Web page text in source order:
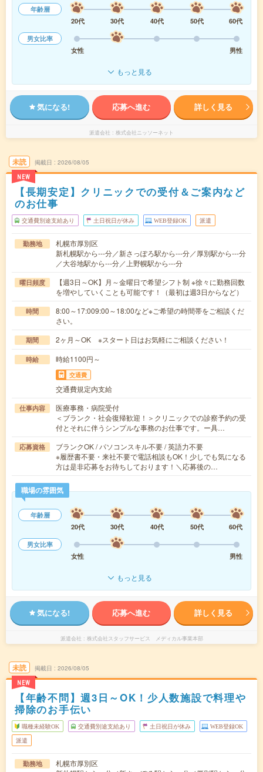
年齢層
20代
30代 40代 50代
60代
男女比率
女性
男性
もっと見る
気になる! 応募へ進む 詳しく見る
派遣会社 株式会社ニッソーネット
未読
NEW
掲載日 2026/08/05
【長期安定】クリニックでの受付＆ご案内など
のお仕事
交通費別途支給あり 土日祝日が休み WEB登録OK 派遣
勤務地
札幌市厚別区
新札幌駅から---分／新さっぽろ駅から---分／厚別駅から---分
／大谷地駅から---分／上野幌駅から---分
曜日頻度
【週3日～OK】月～金曜日で希望シフト制 ※徐々に勤務回数
を増やしていくことも可能です！（最初は週3日からなど）
時間
8:00～17:009:00～18:00など※ご希望の時間帯をご相談くだ
さい。
期間 2ヶ月～OK ※スタート日はお気軽にご相談ください！
時給 時給1100円～
交通費
交通費規定内支給
仕事内容
医療事務・病院受付
＜ブランク・社会復帰歓迎！＞クリニックでの診察予約の受
付とそれに伴うシンプルな事務のお仕事です。ー具…
応募資格
ブランクOK / パソコンスキル不要 / 英語力不要
※履歴書不要・来社不要で電話相談もOK！少しでも気になる
方は是非応募をお待ちしております！＼応募後の…
職場の雰囲気
年齢層
20代
30代 40代 50代
60代
男女比率
女性
男性
もっと見る
気になる! 応募へ進む 詳しく見る
派遣会社 株式会社スタッフサービス メディカル事業本部
未読
NEW
掲載日 2026/08/05
【年齢不問】週3日～OK！少人数施設で料理や
掃除のお手伝い
職種未経験OK 交通費別途支給あり 土日祝日が休み WEB登録OK
派遣
勤務地
札幌市厚別区